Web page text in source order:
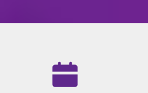
Resultados da nossa agência